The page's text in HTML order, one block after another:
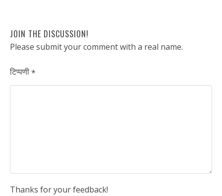
JOIN THE DISCUSSION!
Please submit your comment with a real name.
टिप्पणी*
Thanks for your feedback!